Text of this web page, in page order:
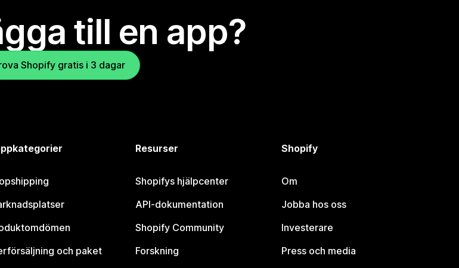
till en app?
Shopify gratis i 3 dagar
och paket
Resurser
Shopifys hjälpcenter
API-dokumentation
Shopify Community
Forskning
Shopify
Om
Jobba hos oss
Investerare
Press och media